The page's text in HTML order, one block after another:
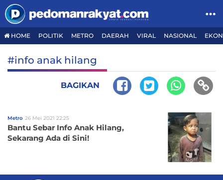
HOME POLITIK METRO DAERAH VIRAL NASIONAL
#info anak hilang
BAGIKAN
Metro 26 Mei 2021 22:25
Bantu Sebar Info Anak Hilang,
Sekarang Ada di Sini!